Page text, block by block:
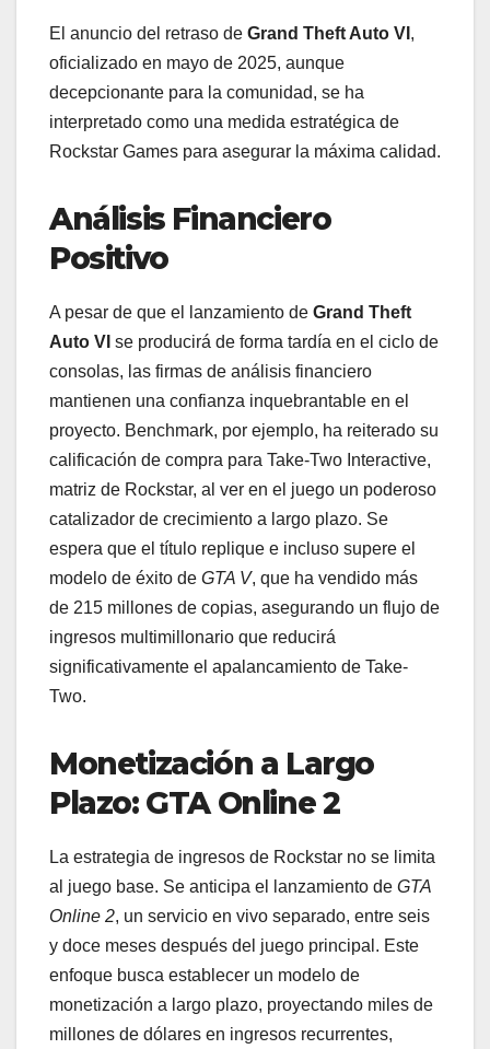
El anuncio del retraso de Grand Theft Auto VI ,
oficializado en mayo de 2025, aunque
decepcionante para la comunidad, se ha
interpretado como una medida estratégica de
Rockstar Games para asegurar la máxima calidad.
Análisis Financiero
Positivo
A pesar de que el lanzamiento de Grand Theft
Auto VI se producirá de forma tardía en el ciclo de
consolas, las firmas de análisis financiero
mantienen una confianza inquebrantable en el
proyecto. Benchmark, por ejemplo, ha reiterado su
calificación de compra para Take-Two Interactive,
matriz de Rockstar, al ver en el juego un poderoso
catalizador de crecimiento a largo plazo. Se
espera que el título replique e incluso supere el
modelo de éxito de GTA V, que ha vendido más
de 215 millones de copias, asegurando un flujo de
ingresos multimillonario que reducirá
significativamente el apalancamiento de Take-
Two.
Monetización a Largo
Plazo: GTA Online 2
La estrategia de ingresos de Rockstar no se limita
al juego base. Se anticipa el lanzamiento de GTA
Online 2, un servicio en vivo separado, entre seis
y doce meses después del juego principal. Este
enfoque busca establecer un modelo de
monetización a largo plazo, proyectando miles de
millones de dólares en ingresos recurrentes,